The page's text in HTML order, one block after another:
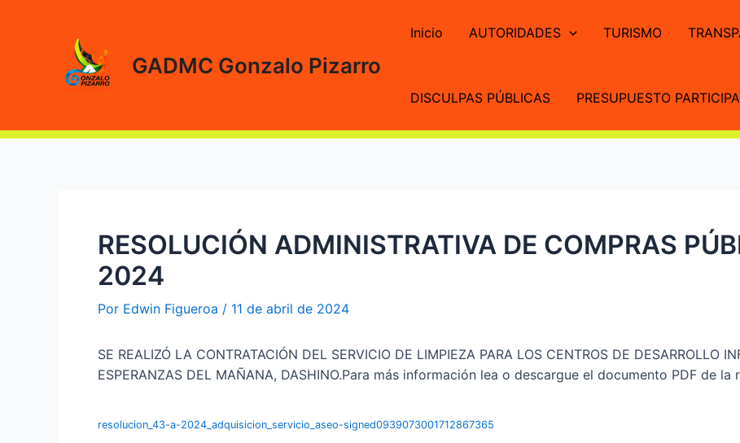
GADMC Gonzalo Pizarro
Inicio AUTORIDADES TURISMO
DISCULPAS PÚBLICAS PRESUPUESTO
RESOLUCIÓN ADMINISTRATIVA DE COMPRAS
2024
Por Edwin Figueroa / 11 de abril de 2024
SE REALIZÓ LA CONTRATACIÓN DEL SERVICIO DE LIMPIEZA PARA LOS CENTROS DE DESARROLLO
ESPERANZAS DEL MAÑANA, DASHINO.Para más información lea o descargue el documento PDF de
resolucion_43-a-2024_adquisicion_servicio_aseo-signed0939073001712867365